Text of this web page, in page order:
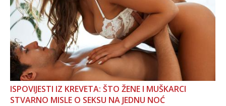
ISPOVIJESTI IZ KREVETA: ŠTO ŽENE I MUŠKARCI
STVARNO MISLE O SEKSU NA JEDNU NOĆ